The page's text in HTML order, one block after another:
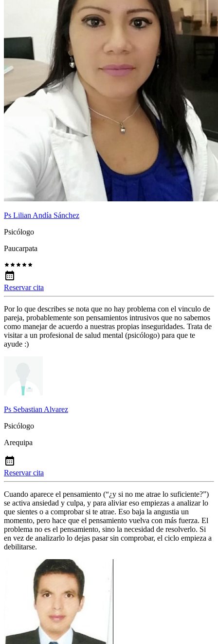
Ps Lilian Andía Sánchez
Psicólogo
Paucarpata
Reservar cita
Por lo que describes se nota que no hay problema con el vinculo de
pareja, probablemente son pensamientos intrusivos que no sabemos
como manejar de acuerdo a nuestras propias inseguridades. Trata de
visitar a un profesional de salud mental (psicólogo) para que te
ayude :)
Ps Sebastian Alvarez
Psicólogo
Arequipa
Reservar cita
Cuando aparece el pensamiento (“¿y si no me atrae lo suficiente?”)
se activa ansiedad y culpa, y para aliviar eso empiezas a analizar lo
que sientes o a comprobar si te atrae. Eso baja la angustia un
momento, pero hace que el pensamiento vuelva con más fuerza. El
problema no es el pensamiento, sino la necesidad de resolverlo. Si
en vez de analizarlo lo dejas pasar sin comprobar, el ciclo empieza a
debilitarse.